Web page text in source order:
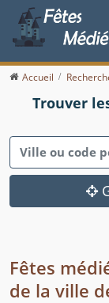
Accueil
Trouver
Fêtes
de la ville